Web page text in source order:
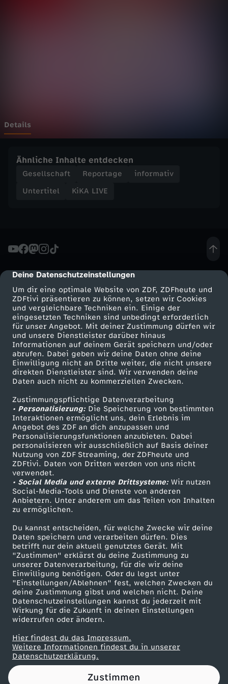
cmp-dialog-description
Deine Datenschutzeinstellungen
Um dir eine optimale Website von ZDF, ZDFheute und
ZDFtivi präsentieren zu können, setzen wir Cookies
und vergleichbare Techniken ein. Einige der
eingesetzten Techniken sind unbedingt erforderlich
für unser Angebot. Mit deiner Zustimmung dürfen wir
und unsere Dienstleister darüber hinaus
Informationen auf deinem Gerät speichern und/oder
abrufen. Dabei geben wir deine Daten ohne deine
Einwilligung nicht an Dritte weiter, die nicht unsere
direkten Dienstleister sind. Wir verwenden deine
Daten auch nicht zu kommerziellen Zwecken.
Zustimmungspflichtige Datenverarbeitung
• Personalisierung:Die Speicherung von bestimmten
Interaktionen ermöglicht uns, dein Erlebnis im
Angebot des ZDF an dich anzupassen und
Personalisierungsfunktionen anzubieten. Dabei
personalisieren wir ausschließlich auf Basis deiner
Nutzung von ZDF Streaming, der ZDFheute und
ZDFtivi. Daten von Dritten werden von uns nicht
verwendet.
• Social Media und externe Drittsysteme:Wir nutzen
Social-Media-Tools und Dienste von anderen
Anbietern. Unter anderem um das Teilen von Inhalten
zu ermöglichen.
Du kannst entscheiden, für welche Zwecke wir deine
Daten speichern und verarbeiten dürfen. Dies
betrifft nur dein aktuell genutztes Gerät. Mit
"Zustimmen" erklärst du deine Zustimmung zu
unserer Datenverarbeitung, für die wir deine
Einwilligung benötigen. Oder du legst unter
"Einstellungen/Ablehnen" fest, welchen Zwecken du
deine Zustimmung gibst und welchen nicht. Deine
Datenschutzeinstellungen kannst du jederzeit mit
Wirkung für die Zukunft in deinen Einstellungen
widerrufen oder ändern.
Hier findest du das Impressum.
Weitere Informationen findest du in unserer
Datenschutzerklärung.
Zustimmen
k
t
l
l
-
T
r
i
c
k
s
m
i
t
T
h
e
H
a
r
Details
Ähnliche Inhalte entdecken
Gesellschaft Reportage
informativ
Untertitel
KiKA LIVE
Mehr ZDF
ZDF-Apps
Smart TV
ZDFtext
Livestreams
Sendungen A-Z
TV-Programm
Service
ZDFmitreden
Kontakt zum ZDF
Tickets
Zuschauerservice
Hilfe
ZDF Unternehmen
Karriere
ZDF goes Schule
Werbefernsehen
Mainzelmännchen
Partner